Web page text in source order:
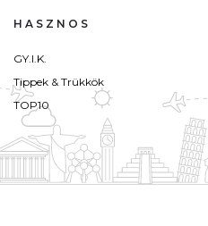
HASZNOS
GY.I.K.
Tippek & Trükkök
TOP10